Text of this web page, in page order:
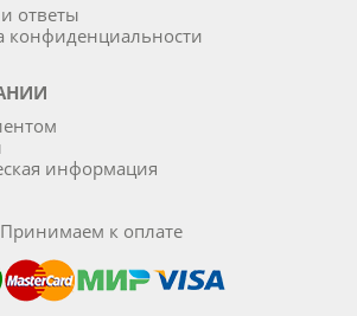
ответы
конфиденциальности
информация
Принимаем к оплате